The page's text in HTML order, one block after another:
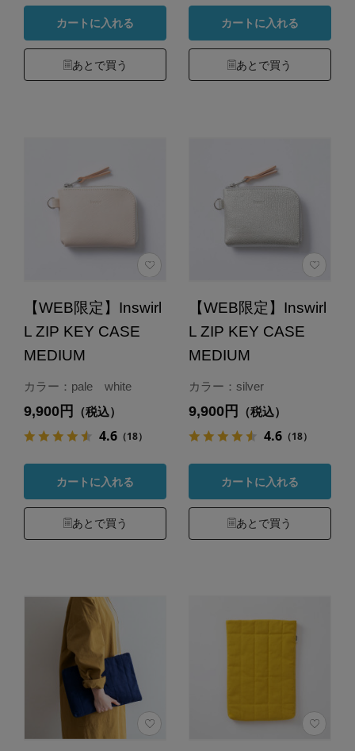
カートに入れる
あとで買う
カートに入れる
あとで買う
【WEB限定】Inswirl
L ZIP KEY CASE
MEDIUM
カラー：pale white
9,900円 （税込）
4.6（18）
カートに入れる
あとで買う
【WEB限定】Inswirl
L ZIP KEY CASE
MEDIUM
カラー：silver
9,900円 （税込）
4.6（18）
カートに入れる
あとで買う